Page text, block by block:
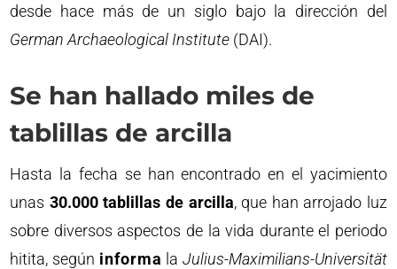
desde hace más de un siglo bajo la dirección del
German Archaeological Institute (DAI).
Se han hallado miles de
tablillas de arcilla
Hasta la fecha se han encontrado en el yacimiento
unas 30.000 tablillas de arcilla, que han arrojado luz
sobre diversos aspectos de la vida durante el periodo
hitita, según informa la Julius-Maximilians-Universität